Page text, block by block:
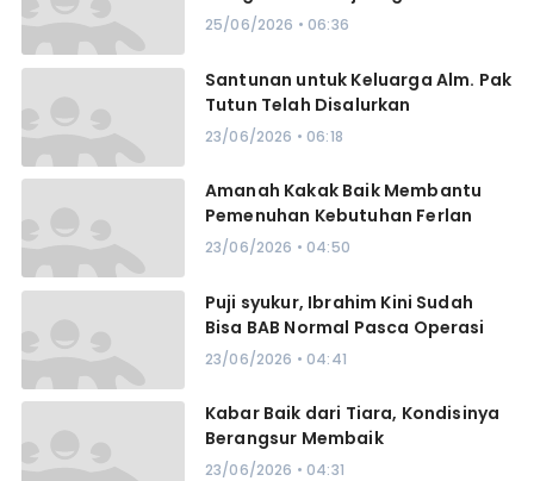
25/06/2026 • 06:36
Santunan untuk Keluarga Alm. Pak
Tutun Telah Disalurkan
23/06/2026 • 06:18
Amanah Kakak Baik Membantu
Pemenuhan Kebutuhan Ferlan
23/06/2026 • 04:50
Puji syukur, Ibrahim Kini Sudah
Bisa BAB Normal Pasca Operasi
23/06/2026 • 04:41
Kabar Baik dari Tiara, Kondisinya
Berangsur Membaik
23/06/2026 • 04:31